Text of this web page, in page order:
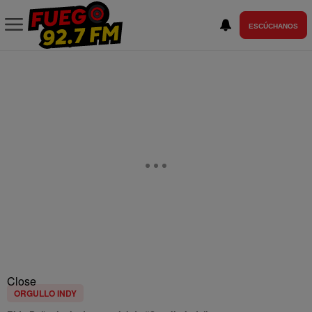
ESCÚCHANOS
Close
ORGULLO INDY